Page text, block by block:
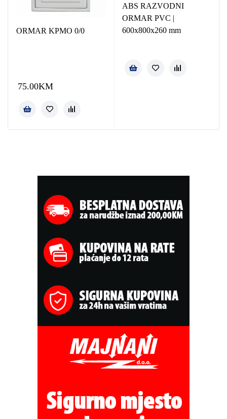
ORMAR KPMO 0/0
75.00KM
ABS RAZVODNI
ORMAR PVC |
600x800x260 mm